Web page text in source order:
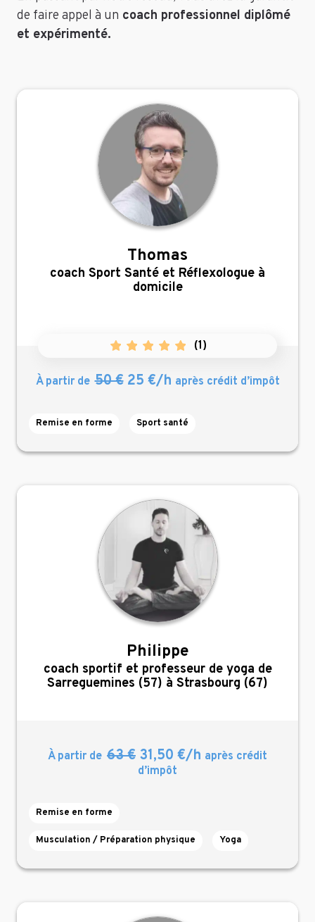
de faire appel à un coach professionnel diplômé
et expérimenté.
Thomas
,
coach Sport Santé et Réflexologue à
domicile
(1)
À partir de 50 €25 €/h après crédit d’impôt
Remise en forme Sport santé
Philippe
,
coach sportif et professeur de yoga de
Sarreguemines (57) à Strasbourg (67)
À partir de 63 € 31,50 €/h après crédit
d’impôt
Remise en forme
Musculation / Préparation physique Yoga